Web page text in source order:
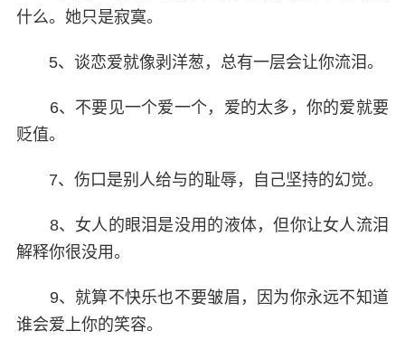
什么。她只是寂寞。
5、谈恋爱就像剥洋葱，总有一层会让你流泪。
6、不要见一个爱一个，爱的太多，你的爱就要
贬值。
7、伤口是别人给与的耻辱，自己坚持的幻觉。
8、女人的眼泪是没用的液体，但你让女人流泪
解释你很没用。
9、就算不快乐也不要皱眉，因为你永远不知道
谁会爱上你的笑容。